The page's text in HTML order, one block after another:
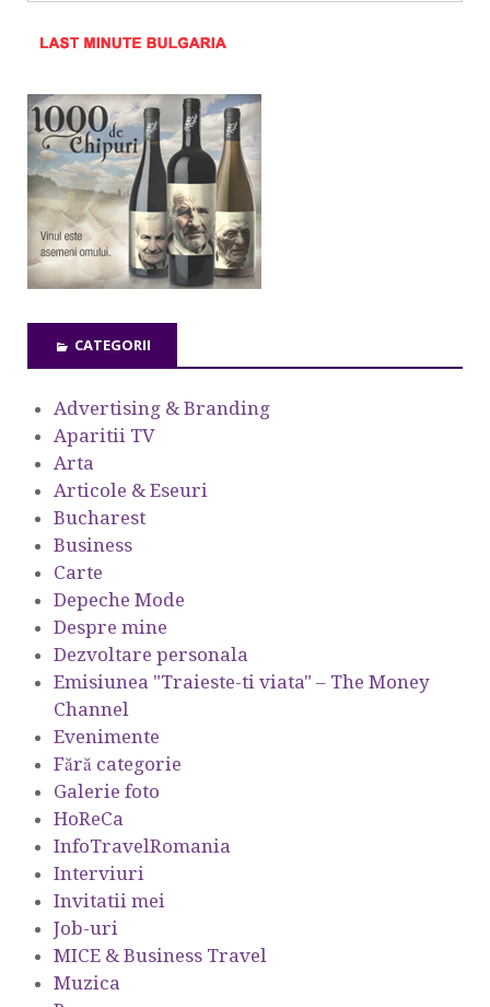
CATEGORII
Advertising & Branding
Aparitii TV
Arta
Articole & Eseuri
Bucharest
Business
Carte
Depeche Mode
Despre mine
Dezvoltare personala
Emisiunea "Traieste-ti viata" – The Money
Channel
Evenimente
Fără categorie
Galerie foto
HoReCa
InfoTravelRomania
Interviuri
Invitatii mei
Job-uri
MICE & Business Travel
Muzica